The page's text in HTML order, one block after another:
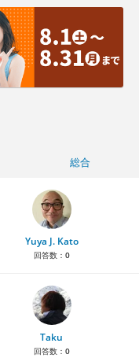
総合
Yuya J. Kato
回答数： 0
Taku
回答数： 0